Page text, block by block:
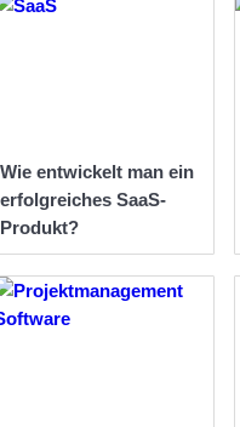
Wie entwickelt man ein
erfolgreiches SaaS-
Produkt?